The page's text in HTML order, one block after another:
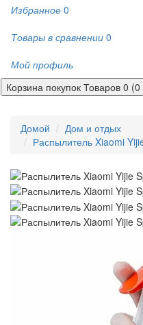
Избранное 0
Товары в сравнении 0
Мой профиль
Корзина покупок Товаров 0 (0
Домой
Дом и отдых
Распылитель Xiaomi